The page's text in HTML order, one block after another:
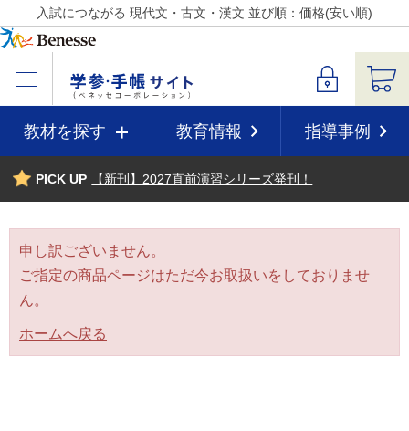
入試につながる 現代文・古文・漢文 並び順：価格(安い順)
教材を探す 教育情報 指導事例
PICK UP 【新刊】2027直前演習シリーズ発刊！
申し訳ございません。
ご指定の商品ページはただ今お取扱いをしておりませ
ん。
ホームへ戻る